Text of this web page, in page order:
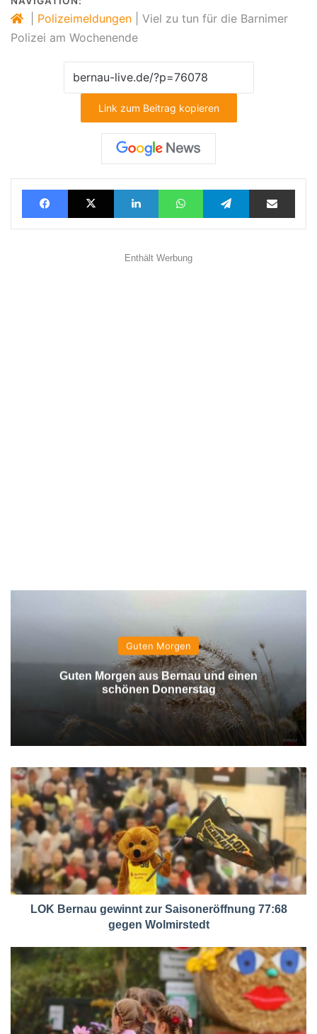
Polizeimeldungen
Viel zu tun für die Barnimer
Polizei am Wochenende
Link zum Beitrag kopieren
FacebookX LinkedInWhatsAppTelegramTeilen via E-Mail
Enthält Werbung
Guten Morgen
Guten Morgen aus Bernau und einen
schönen Donnerstag
LOK Bernau gewinnt zur Saisoneröffnung 77:68
gegen Wolmirstedt